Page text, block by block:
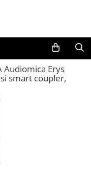
Audiomica Erys
smart coupler,